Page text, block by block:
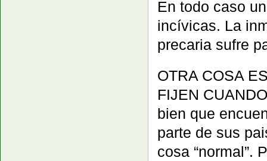
En todo caso
incívicas. La
precaria sufre
OTRA COSA
FIJEN
bien que
parte de sus
cosa “normal”.